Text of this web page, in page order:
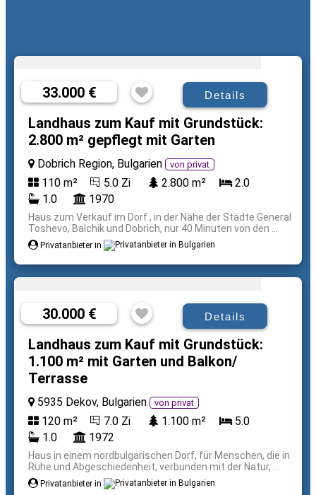
33.000 € Details
Landhaus zum Kauf mit Grundstück:
2.800 m² gepflegt mit Garten
Dobrich Region, Bulgarien von privat
110 m² 5.0 Zi 2.800 m²
2.0
1.0
1970
Haus zum Verkauf im Dorf , in der Nähe der Städte General
Toshevo, Balchik und Dobrich, nur 40 Minuten von den ...
Privatanbieter in
30.000 € Details
Landhaus zum Kauf mit Grundstück:
1.100 m² mit Garten und Balkon/
Terrasse
5935 Dekov, Bulgarien von privat
120 m² 7.0 Zi 1.100 m²
5.0
1.0
1972
Haus in einem nordbulgarischen Dorf, für Menschen, die in
Ruhe und Abgeschiedenheit, verbunden mit der Natur, ...
Privatanbieter in